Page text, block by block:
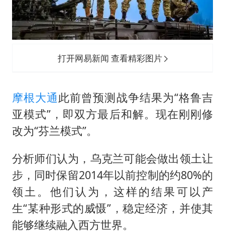
打开网易新闻 查看精彩图片
摩根大通此前曾预测战争结果为“格鲁吉
亚模式”，即双方最后和解。现在刚刚修
改为“芬兰模式”。
分析师们认为，乌克兰可能会做出领土让
步，同时保留2014年以前控制的约80%的
领土。他们认为，这样的结果可以产
生“某种形式的威慑”，稳定经济，并使其
能够继续融入西方世界。